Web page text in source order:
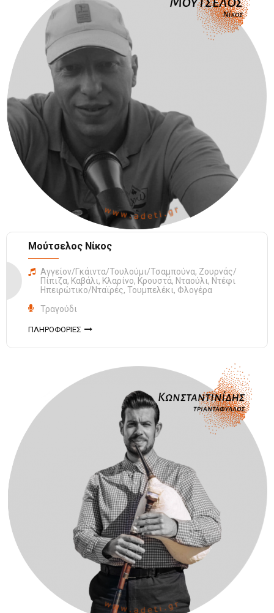
Μούτσελος Νίκος
Αγγείον/Γκάιντα/Τουλούμι/Τσαμπούνα, Ζουρνάς/
Πίπιζα, Καβάλι, Κλαρίνο, Κρουστά, Νταούλι, Ντέφι
Ηπειρώτικο/Νταϊρές, Τουμπελέκι, Φλογέρα
Τραγούδι
ΠΛΗΡΟΦΟΡΙΕΣ